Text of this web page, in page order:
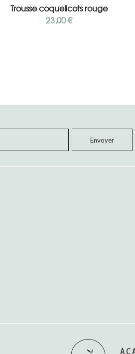
Trousse coquelicots rouge
23,00€